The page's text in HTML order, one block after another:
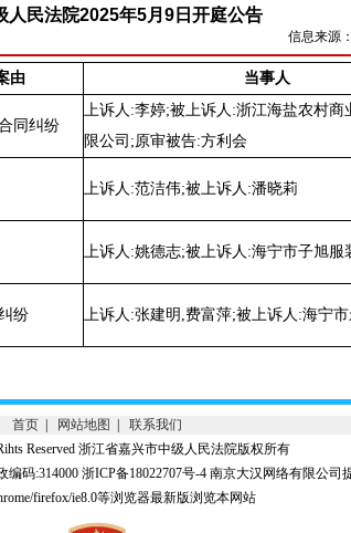
人民法院2025年5月9日开庭公告
信息来源
由 当事人
同纠纷
上诉人:李婷;被上诉人:浙江海盐农村商
限公司;原审被告:方利会
上诉人:范洁伟;被上诉人:潘晓莉
上诉人:姚德志;被上诉人:海宁市子旭服
纷 上诉人:张建明,费富萍;被上诉人:海宁
首页 网站地图
联系我们
Reserved 浙江省嘉兴市中级人民法院版权所有
码:314000 浙ICP备18022707号-4 南京大汉网络有限公司
firefox/ie8.0等浏览器最新版浏览本网站